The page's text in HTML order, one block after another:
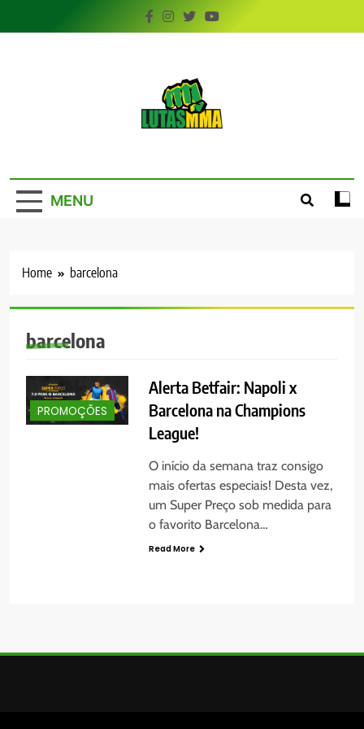
to
MENU
Home barcelona
barcelona
PROMOÇÕES
Alerta Betfair: Napoli x
Barcelona na Champions
League!
O início da semana traz consigo
mais ofertas especiais! Desta vez,
um Super Preço sob medida para
o favorito Barcelona…
Read More